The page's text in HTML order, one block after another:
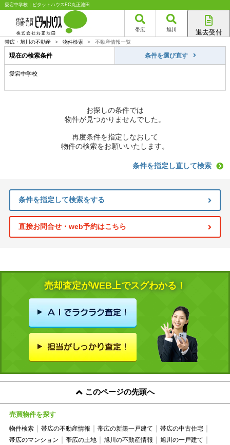
愛宕中学校｜ピタットハウスFC丸正池田
帯広 旭川 退去受付
旭川店
帯広・旭川の不動産 > 物件検索 > 不動産情報一覧
現在の検索条件 条件を選び直す
愛宕中学校
お探しの条件では
物件が見つかりませんでした。
再度条件を指定しなおして
物件の検索をお願いいたします。
条件を指定し直して検索
条件を指定して検索をする
直接お問合せ・web予約はこちら
売却査定がWEB上でスグわかる！
このページの先頭へ
売買物件を探す
物件検索 帯広の不動産情報 帯広の新築一戸建て
帯広の中古住宅
帯広のマンション
帯広の土地 旭川の不動産情報
旭川の一戸建て